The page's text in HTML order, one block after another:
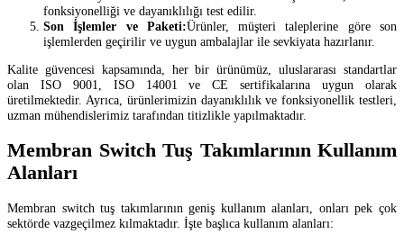
fonksiyonelliği ve dayanıklılığı test edilir.
Son İşlemler ve Paketi:Ürünler, müşteri taleplerine göre son
işlemlerden geçirilir ve uygun ambalajlar ile sevkiyata hazırlanır.
Kalite güvencesi kapsamında, her bir ürünümüz, uluslararası standartlar
olan ISO 9001, ISO 14001 ve CE sertifikalarına uygun olarak
üretilmektedir. Ayrıca, ürünlerimizin dayanıklılık ve fonksiyonellik testleri,
uzman mühendislerimiz tarafından titizlikle yapılmaktadır.
Membran Switch Tuş Takımlarının Kullanım
Alanları
Membran switch tuş takımlarının geniş kullanım alanları, onları pek çok
sektörde vazgeçilmez kılmaktadır. İşte başlıca kullanım alanları: